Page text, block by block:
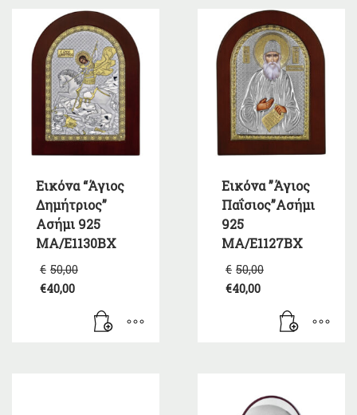
Εικόνα “Άγιος
Δημήτριος”
Ασήμι 925
MA/E1130BX
€ 50,00
€50,00.
€40,00
τρέχουσα
Εικόνα ”Άγιος
Παΐσιος”Ασήμι
925
MA/E1127BX
€ 50,00
€50,00.
€40,00
τρέχουσα